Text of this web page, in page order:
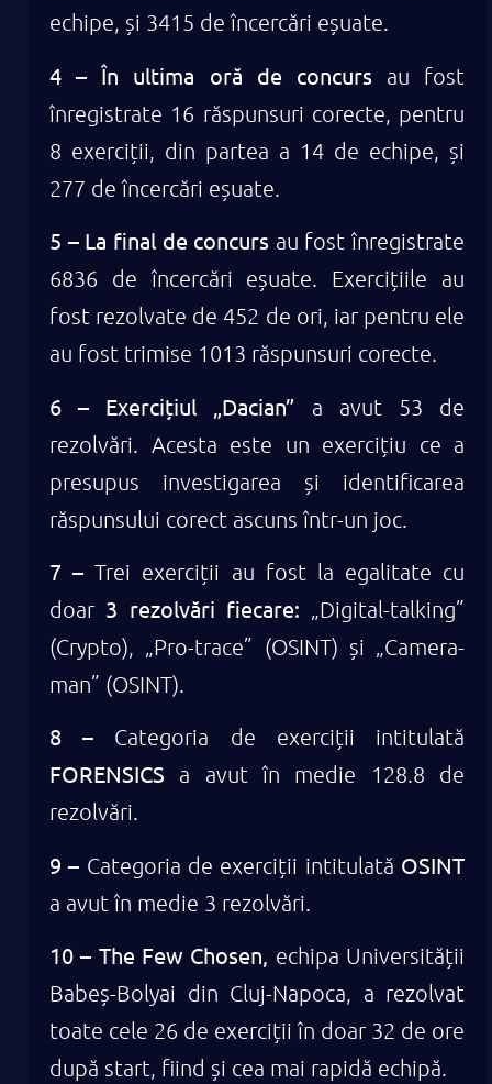
echipe, și 3415 de încercări eșuate.
4 – În ultima oră de concurs au fost
înregistrate 16 răspunsuri corecte, pentru
8 exerciții, din partea a 14 de echipe, și
277 de încercări eșuate.
5 – La final de concurs au fost înregistrate
6836 de încercări eșuate. Exercițiile au
fost rezolvate de 452 de ori, iar pentru ele
au fost trimise 1013 răspunsuri corecte.
6 – Exercițiul „Dacian” a avut 53 de
rezolvări. Acesta este un exercițiu ce a
presupus investigarea și identificarea
răspunsului corect ascuns într-un joc.
7 – Trei exerciții au fost la egalitate cu
doar 3 rezolvări fiecare: „Digital-talking”
(Crypto), „Pro-trace” (OSINT) și „Camera-
man” (OSINT).
8 – Categoria de exerciții intitulată
FORENSICS a avut în medie 128.8 de
rezolvări.
9 – Categoria de exerciții intitulată OSINT
a avut în medie 3 rezolvări.
10 – The Few Chosen, echipa Universității
Babeș-Bolyai din Cluj-Napoca, a rezolvat
toate cele 26 de exerciții în doar 32 de ore
după start, fiind și cea mai rapidă echipă.